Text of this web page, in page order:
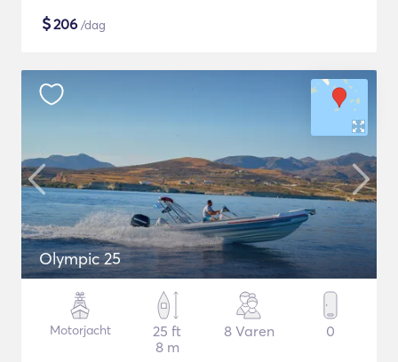
$206 /dag
Olympic 25
Motorjacht
25 ft
8 m
8 Varen 0